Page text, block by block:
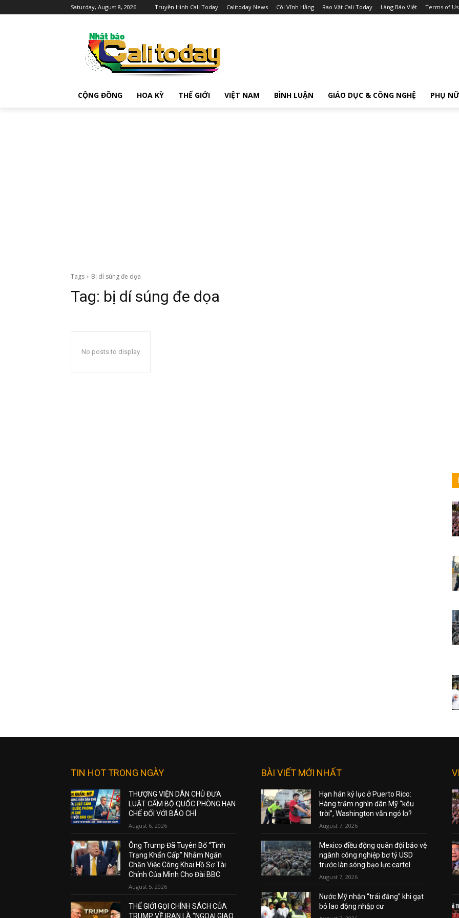
Saturday, August 8, 2026 Truyền Hình Cali Today Calitoday News Cõi Vĩnh Hằng Rao Vặt Cali Today Làng Báo Việt Terms of
CỘNG ĐỒNG HOA KỲ THẾ GIỚI VIỆT NAM BÌNH LUẬN GIÁO DỤC & CÔNG NGHỆ PHỤ NỮ
Tags Bị dí súng đe dọa
Tag: bị dí súng đe dọa
No posts to display
TIN HOT TRONG NGÀY
THƯỢNG VIỆN DÂN CHỦ ĐƯA
LUẬT CẤM BỘ QUỐC PHÒNG HẠN
CHẾ ĐỐI VỚI BÁO CHÍ
August 6, 2026
Ông Trump Đã Tuyên Bố “Tình
Trạng Khẩn Cấp” Nhằm Ngăn
Chặn Việc Công Khai Hồ Sơ Tài
Chính Của Mình Cho Đài BBC
August 5, 2026
THẾ GIỚI GỌI CHÍNH SÁCH CỦA
TRUMP VỀ IRAN LÀ “NGOẠI GIAO
BÀI VIẾT MỚI NHẤT
Hạn hán kỷ lục ở Puerto Rico:
Hàng trăm nghìn dân Mỹ “kêu
trời”, Washington vẫn ngó lơ?
August 7, 2026
Mexico điều động quân đội bảo vệ
ngành công nghiệp bơ tỷ USD
trước làn sóng bạo lực cartel
August 7, 2026
Nước Mỹ nhận “trái đắng” khi gạt
bỏ lao động nhập cư